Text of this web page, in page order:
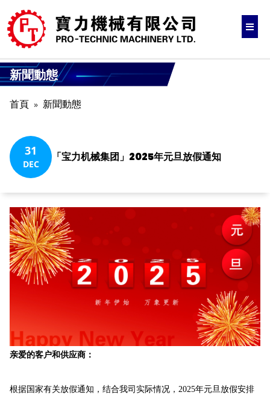
新聞動態
首頁 新聞動態
31
DEC
「宝力机械集团」2025年元旦放假通知
亲爱的客户和供应商：
根据国家有关放假通知，结合我司实际情况，2025年元旦放假安排